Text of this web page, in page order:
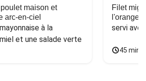
maison et
arc-en-ciel
à la
et une salade verte
Filet
l'orange
servi
45